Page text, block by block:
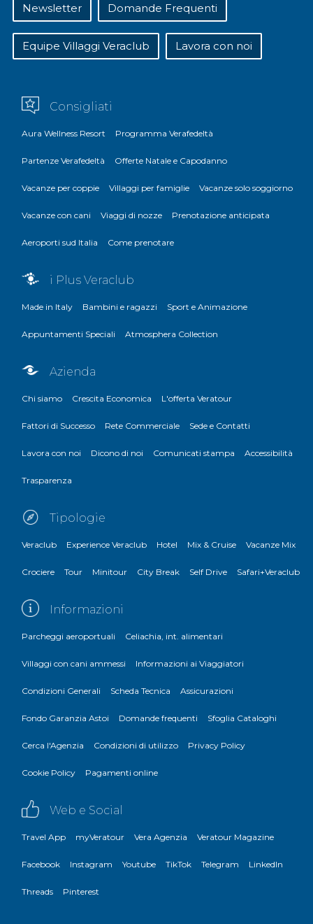
Newsletter Domande Frequenti
Equipe Villaggi Veraclub Lavora con noi
Consigliati
Aura Wellness Resort Programma Verafedeltà
Partenze Verafedeltà Offerte Natale e Capodanno
Vacanze per coppie Villaggi per famiglie Vacanze solo soggiorno
Vacanze con cani Viaggi di nozze Prenotazione anticipata
Aeroporti sud Italia Come prenotare
i Plus Veraclub
Made in Italy Bambini e ragazzi Sport e Animazione
Appuntamenti Speciali Atmosphera Collection
Azienda
Chi siamo Crescita Economica L'offerta Veratour
Fattori di Successo Rete Commerciale Sede e Contatti
Lavora con noi Dicono di noi Comunicati stampa Accessibilità
Trasparenza
Tipologie
Veraclub Experience Veraclub Hotel Mix & Cruise Vacanze Mix
Crociere Tour Minitour City Break Self Drive Safari+Veraclub
Informazioni
Parcheggi aeroportuali Celiachia, int. alimentari
Villaggi con cani ammessi Informazioni ai Viaggiatori
Condizioni Generali Scheda Tecnica Assicurazioni
Fondo Garanzia Astoi Domande frequenti Sfoglia Cataloghi
Cerca l'Agenzia Condizioni di utilizzo Privacy Policy
Cookie Policy Pagamenti online
Web e Social
Travel App myVeratour Vera Agenzia Veratour Magazine
Facebook Instagram Youtube TikTok Telegram LinkedIn
Threads Pinterest